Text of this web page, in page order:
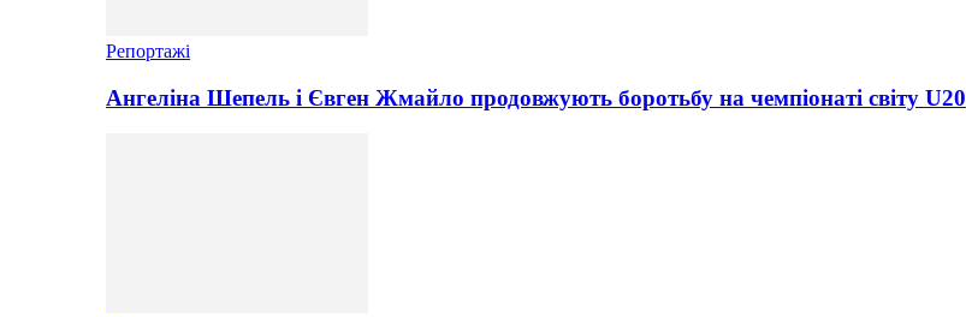
Репортажі
Ангеліна Шепель і Євген Жмайло продовжують боротьбу на чемпіонаті світу U20